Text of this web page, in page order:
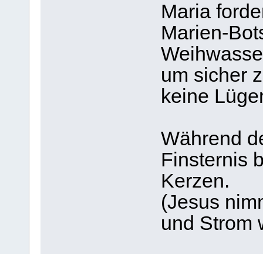
Maria
Marien-
um sicher
keine
Während
Finsternis
Kerzen.
(Jesus
und Strom